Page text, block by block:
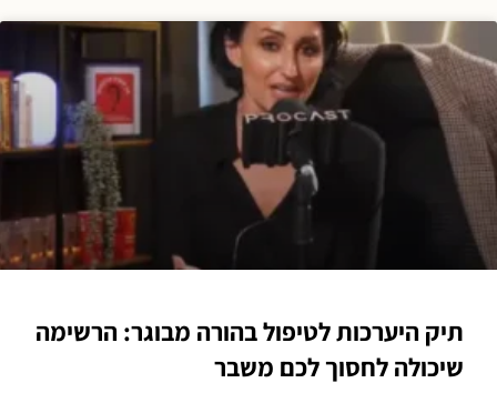
תיק היערכות לטיפול בהורה מבוגר: הרשימה
שיכולה לחסוך לכם משבר